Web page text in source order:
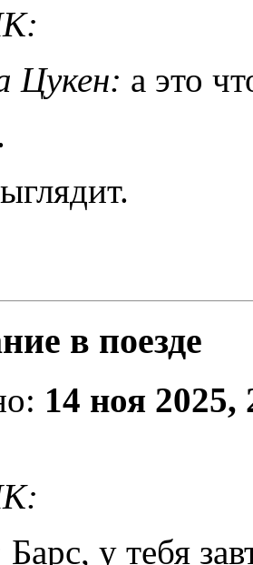
Цукен: а это
в поезде
14 ноя 2025,
Барс, у тебя